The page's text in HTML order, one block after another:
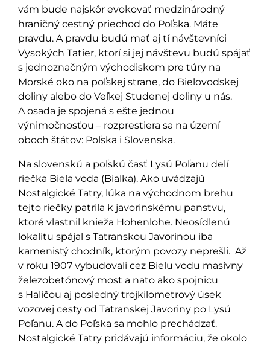
vám bude najskôr evokovať medzinárodný
hraničný cestný priechod do Poľska. Máte
pravdu. A pravdu budú mať aj tí návštevníci
Vysokých Tatier, ktorí si jej návštevu budú spájať
s jednoznačným východiskom pre túry na
Morské oko na poľskej strane, do Bielovodskej
doliny alebo do Veľkej Studenej doliny u nás.
A osada je spojená s ešte jednou
výnimočnosťou – rozprestiera sa na území
oboch štátov: Poľska i Slovenska.
Na slovenskú a poľskú časť Lysú Poľanu delí
riečka Biela voda (Bialka). Ako uvádzajú
Nostalgické Tatry, lúka na východnom brehu
tejto riečky patrila k javorinskému panstvu,
ktoré vlastnil knieža Hohenlohe. Neosídlenú
lokalitu spájal s Tatranskou Javorinou iba
kamenistý chodník, ktorým povozy neprešli. Až
v roku 1907 vybudovali cez Bielu vodu masívny
železobetónový most a nato ako spojnicu
s Haličou aj posledný trojkilometrový úsek
vozovej cesty od Tatranskej Javoriny po Lysú
Poľanu. A do Poľska sa mohlo prechádzať.
Nostalgické Tatry pridávajú informáciu, že okolo